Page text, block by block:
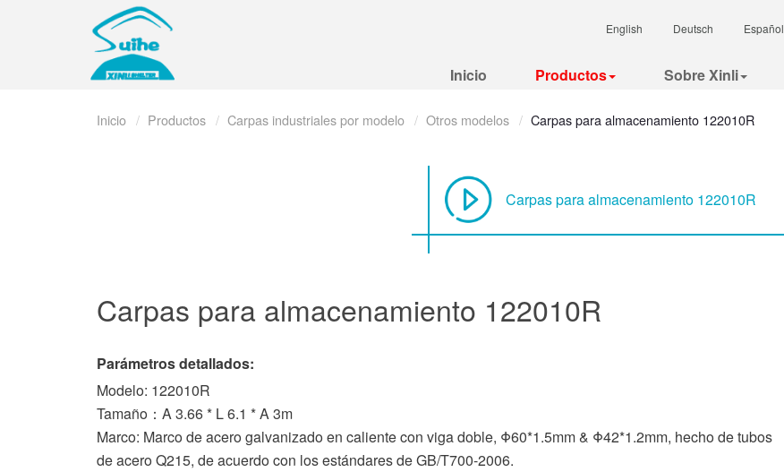
English Deutsch Español
Inicio Productos Sobre Xinli
Inicio Productos Carpas industriales por modelo Otros modelos Carpas para almacenamiento 122010R
Carpas para almacenamiento 122010R
Carpas para almacenamiento 122010R
Parámetros detallados:
Modelo: 122010R
Tamaño：A 3.66 * L 6.1 * A 3m
Marco: Marco de acero galvanizado en caliente con viga doble, Φ60*1.5mm & Φ42*1.2mm, hecho de tubos
de acero Q215, de acuerdo con los estándares de GB/T700-2006.